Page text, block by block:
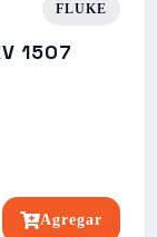
FLUKE
1507
Agregar